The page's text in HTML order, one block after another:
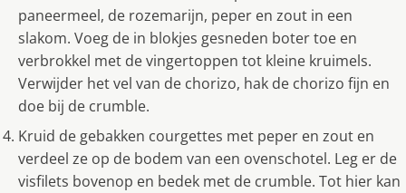
paneermeel, de rozemarijn, peper en zout in een
slakom. Voeg de in blokjes gesneden boter toe en
verbrokkel met de vingertoppen tot kleine kruimels.
Verwijder het vel van de chorizo, hak de chorizo fijn en
doe bij de crumble.
Kruid de gebakken courgettes met peper en zout en
verdeel ze op de bodem van een ovenschotel. Leg er de
visfilets bovenop en bedek met de crumble. Tot hier kan